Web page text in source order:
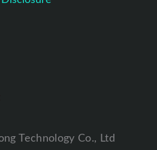
Technology Co., Ltd